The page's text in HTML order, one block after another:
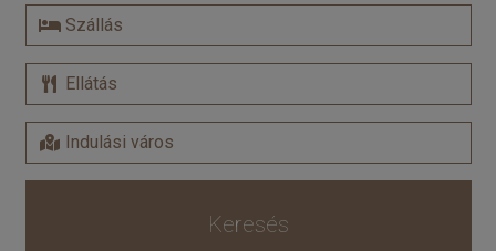
Keresés